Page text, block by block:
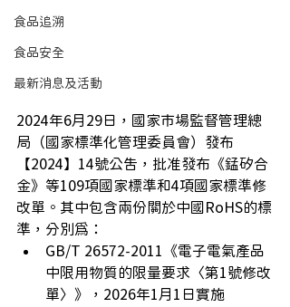
食品追溯
食品安全
最新消息及活動
2024年6月29日，國家市場監督管理總
局（國家標準化管理委員會）發布
【2024】14號公告，批准發布《錳矽合
金》等109項國家標準和4項國家標準修
改單。其中包含兩份關於中國RoHS的標
準，分別為：
GB/T 26572-2011《電子電氣產品
中限用物質的限量要求〈第1號修改
單〉》，2026年1月1日實施